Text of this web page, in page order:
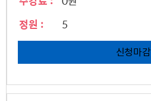
정원 :
5
신청마감